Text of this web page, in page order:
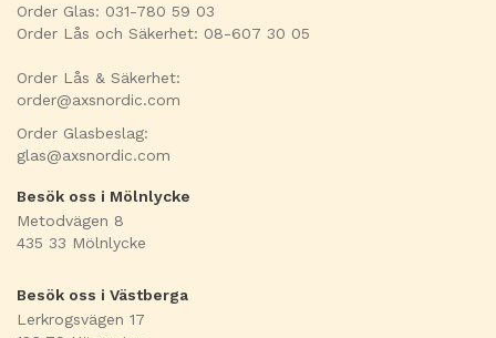
Order Glas: 031-780 59 03
Order Lås och Säkerhet: 08-607 30 05
Order Lås & Säkerhet:
order@axsnordic.com
Order Glasbeslag:
glas@axsnordic.com
Besök oss i Mölnlycke
Metodvägen 8
435 33 Mölnlycke
Besök oss i Västberga
Lerkrogsvägen 17